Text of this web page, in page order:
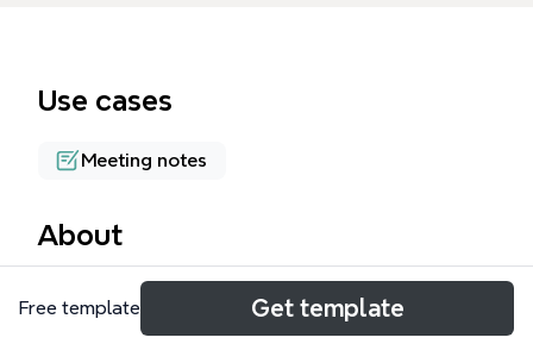
Use cases
Meeting notes
About
Скрипт 1 mind map — это структурированный
шаблон для подготовки к деловым переговорам
Free template Get template